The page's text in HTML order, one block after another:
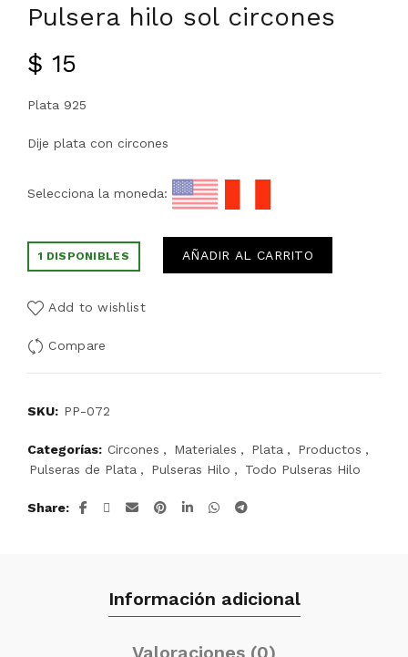
Pulsera hilo sol circones
$ 15
Plata 925
Dije plata con circones
Selecciona la moneda:
1 DISPONIBLES AÑADIR AL CARRITO
Add to wishlist
Compare
SKU: PP-072
Categorías: Circones , Materiales , Plata , Productos ,
Pulseras de Plata , Pulseras Hilo , Todo Pulseras Hilo
Share
Información adicional
Valoraciones (0)